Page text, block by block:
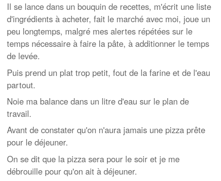
Il se lance dans un bouquin de recettes, m'écrit une liste
d'ingrédients à acheter, fait le marché avec moi, joue un
peu longtemps, malgré mes alertes répétées sur le
temps nécessaire à faire la pâte, à additionner le temps
de levée.
Puis prend un plat trop petit, fout de la farine et de l'eau
partout.
Noie ma balance dans un litre d'eau sur le plan de
travail.
Avant de constater qu'on n'aura jamais une pizza prête
pour le déjeuner.
On se dit que la pizza sera pour le soir et je me
débrouille pour qu'on ait à déjeuner.